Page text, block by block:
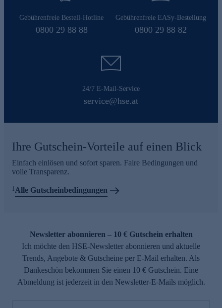
Gebührenfreie Bestell-Hotline
0800 29 88 88
Gebührenfreie EASy-Bestellung
0800 29 88 82
24/7 E-Mail-Service
service@hse.at
Ihre Gutschein-Vorteile auf einen Blick
Einfach einlösen und sofort sparen. Faire Bedingungen und
volle Transparenz.
1 Alle Gutscheinbedingungen
Newsletter abonnieren – 10 € Gutschein erhalten
Ich möchte den HSE-Newsletter abonnieren und aktuelle
Trends, Angebote & Gutscheine per E-Mail erhalten. Als
Dankeschön bekommen Sie einen 10 € Gutschein. Eine
Abmeldung ist jederzeit in den Newsletter-E-Mails möglich.